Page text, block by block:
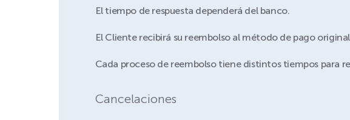
El tiempo de respuesta dependerá del banco.
El Cliente recibirá su reembolso al método de pago
Cada proceso de reembolso tiene distintos tiempos para
Cancelaciones